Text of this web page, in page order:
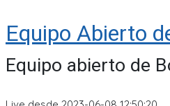
Equipo Abierto
Equipo abierto de